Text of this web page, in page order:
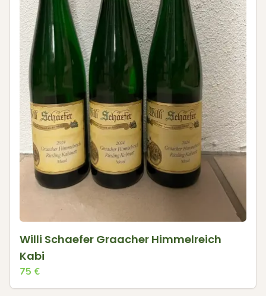
Willi Schaefer Graacher Himmelreich
Kabi
75 €